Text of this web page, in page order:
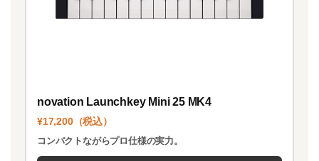
novation Launchkey Mini 25 MK4
¥17,200（税込）
コンパクトながらプロ仕様の実力。